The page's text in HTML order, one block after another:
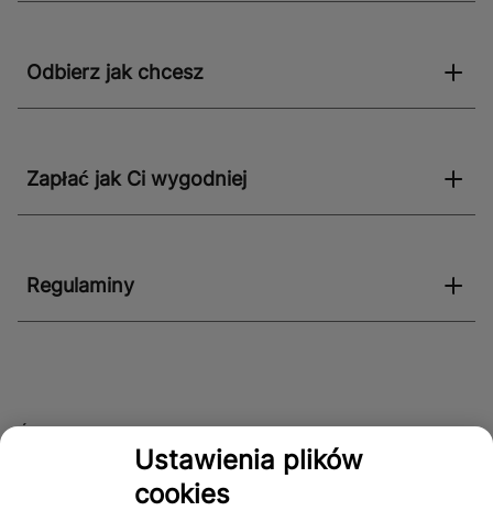
Odbierz jak chcesz
Zapłać jak Ci wygodniej
Regulaminy
Śledź nas!
Ustawienia plików
cookies